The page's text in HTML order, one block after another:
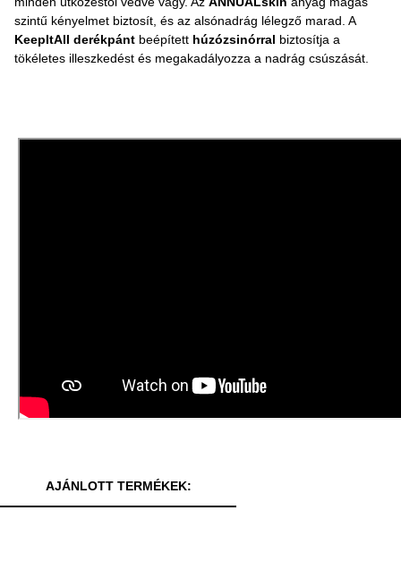
szintű kényelmet biztosít, és az alsónadrág lélegző marad. A
KeepItAll derékpánt beépített húzózsinórral biztosítja a
tökéletes illeszkedést és megakadályozza a nadrág csúszását.
AJÁNLOTT TERMÉKEK: